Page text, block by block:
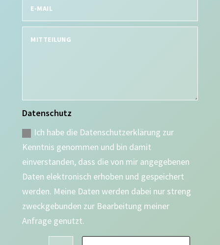
Datenschutz
Ich habe die Datenschutzerklärung zur
Kenntnis genommen und bin damit
einverstanden, dass die von mir angegebenen
Daten elektronisch erhoben und gespeichert
werden. Meine Daten werden dabei nur streng
zweckgebunden zur Bearbeitung meiner
Anfrage genutzt.